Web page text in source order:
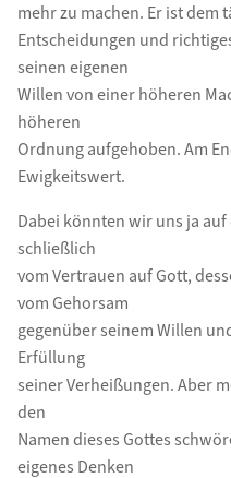
mehr zu machen. Er ist dem
Entscheidungen und
seinen eigenen
Willen von einer höheren
höheren
Ordnung aufgehoben. Am
Ewigkeitswert.
Dabei könnten wir uns ja
schließlich
vom Vertrauen auf Gott,
vom Gehorsam
gegenüber seinem Willen
Erfüllung
seiner Verheißungen. Aber
den
Namen dieses Gottes
eigenes Denken